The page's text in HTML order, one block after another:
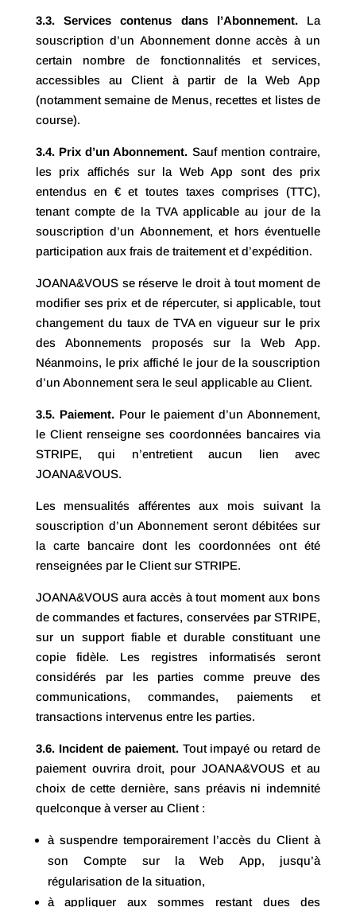
3.3. Services contenus dans l’Abonnement. La
souscription d’un Abonnement donne accès à un
certain nombre de fonctionnalités et services,
accessibles au Client à partir de la Web App
(notamment semaine de Menus, recettes et listes de
course).
3.4. Prix d’un Abonnement. Sauf mention contraire,
les prix affichés sur la Web App sont des prix
entendus en € et toutes taxes comprises (TTC),
tenant compte de la TVA applicable au jour de la
souscription d’un Abonnement, et hors éventuelle
participation aux frais de traitement et d’expédition.
JOANA&VOUS se réserve le droit à tout moment de
modifier ses prix et de répercuter, si applicable, tout
changement du taux de TVA en vigueur sur le prix
des Abonnements proposés sur la Web App.
Néanmoins, le prix affiché le jour de la souscription
d’un Abonnement sera le seul applicable au Client.
3.5. Paiement.Pour le paiement d’un Abonnement,
le Client renseigne ses coordonnées bancaires via
STRIPE, qui n’entretient aucun lien avec
JOANA&VOUS.
Les mensualités afférentes aux mois suivant la
souscription d’un Abonnement seront débitées sur
la carte bancaire dont les coordonnées ont été
renseignées par le Client sur STRIPE.
JOANA&VOUS aura accès à tout moment aux bons
de commandes et factures, conservées par STRIPE,
sur un support fiable et durable constituant une
copie fidèle. Les registres informatisés seront
considérés par les parties comme preuve des
communications, commandes, paiements et
transactions intervenus entre les parties.
3.6. Incident de paiement.Tout impayé ou retard de
paiement ouvrira droit, pour JOANA&VOUS et au
choix de cette dernière, sans préavis ni indemnité
quelconque à verser au Client :
à suspendre temporairement l’accès du Client à
son Compte sur la Web App, jusqu’à
régularisation de la situation,
à appliquer aux sommes restant dues des